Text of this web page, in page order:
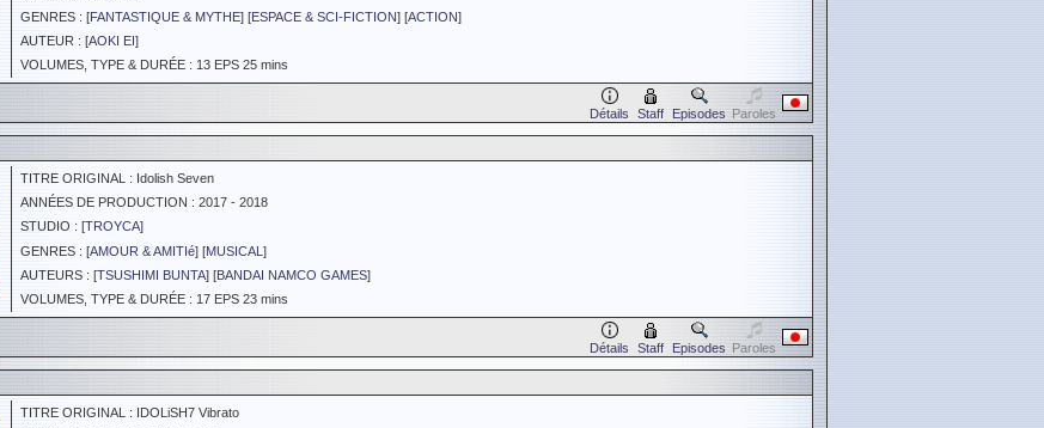
GENRES : [FANTASTIQUE & MYTHE] [ESPACE & SCI-FICTION] [ACTION]
AUTEUR : [AOKI EI]
VOLUMES, TYPE & DURÉE : 13 EPS 25 mins
Détails Staff Episodes Paroles
TITRE ORIGINAL : Idolish Seven
ANNÉES DE PRODUCTION : 2017 - 2018
STUDIO : [TROYCA]
GENRES : [AMOUR & AMITIé] [MUSICAL ]
AUTEURS : [TSUSHIMI BUNTA] [BANDAI NAMCO GAMES]
VOLUMES, TYPE & DURÉE : 17 EPS 23 mins
Détails Staff Episodes Paroles
TITRE ORIGINAL : IDOLiSH7 Vibrato